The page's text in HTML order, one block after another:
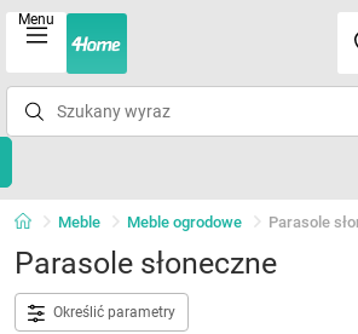
Menu
Meble Meble ogrodowe Parasole
Parasole słoneczne
Określić parametry